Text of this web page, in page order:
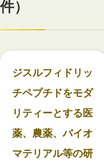
件）
ジスルフィドリッ
チペプチドをモダ
リティーとする医
薬、農薬、バイオ
マテリアル等の研